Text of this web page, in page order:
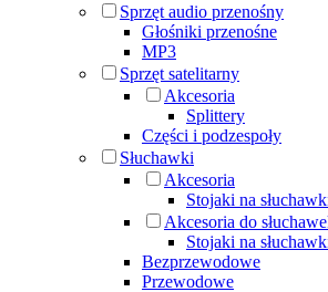
Sprzęt audio przenośny
Głośniki przenośne
MP3
Sprzęt satelitarny
Akcesoria
Splittery
Części i podzespoły
Słuchawki
Akcesoria
Stojaki na
Akcesoria do
Stojaki na
Bezprzewodowe
Przewodowe